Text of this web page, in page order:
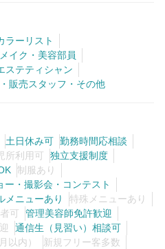
ラーリスト
イク・美容部員
ステティシャン
販売スタッフ・その他
土日休み可 勤務時間応相談
所利用可
独立支援制度
制服あり
ー・撮影会・コンテスト
メニューあり
特殊メニューあり
可
管理美容師免許歓迎
通信生（見習い）相談可
以内）
新規フリー客多数